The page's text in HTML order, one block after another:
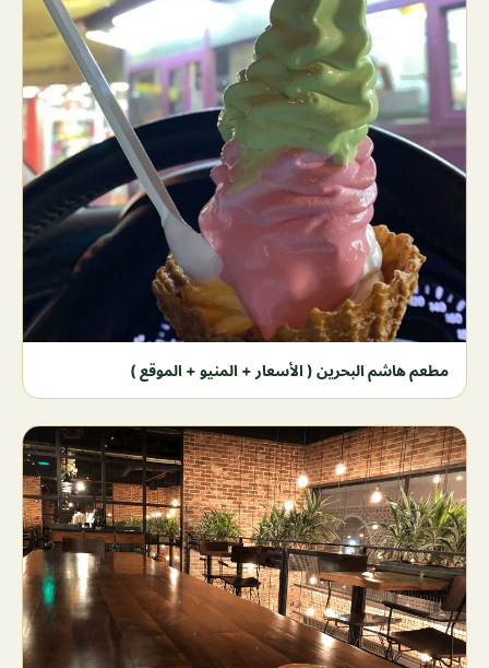
مطعم هاشم البحرين ( الأسعار + المنيو + الموقع )